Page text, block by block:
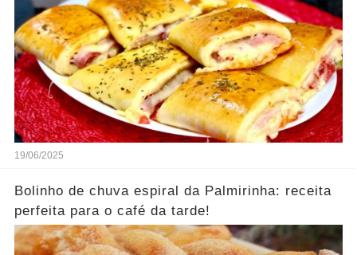
19/06/2025
Bolinho de chuva espiral da Palmirinha: receita
perfeita para o café da tarde!